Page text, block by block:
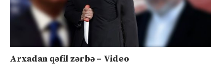
Arxadan qəfil zərbə – Video